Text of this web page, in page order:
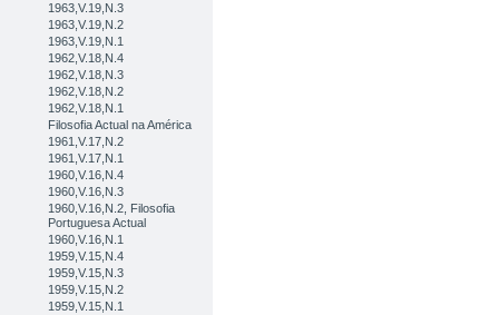
1963,V.19,N.3
1963,V.19,N.2
1963,V.19,N.1
1962,V.18,N.4
1962,V.18,N.3
1962,V.18,N.2
1962,V.18,N.1
Filosofia Actual na América
1961,V.17,N.2
1961,V.17,N.1
1960,V.16,N.4
1960,V.16,N.3
1960,V.16,N.2, Filosofia
Portuguesa Actual
1960,V.16,N.1
1959,V.15,N.4
1959,V.15,N.3
1959,V.15,N.2
1959,V.15,N.1